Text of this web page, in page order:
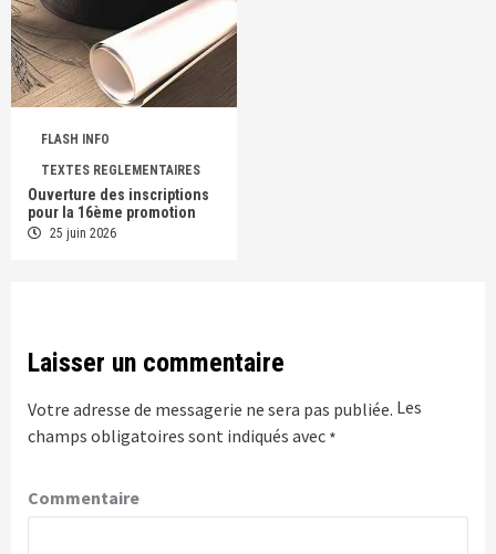
FLASH INFO
TEXTES REGLEMENTAIRES
Ouverture des inscriptions
pour la 16ème promotion
25 juin 2026
Laisser un commentaire
Votre adresse de messagerie ne sera pas publiée. Les
champs obligatoires sont indiqués avec *
Commentaire